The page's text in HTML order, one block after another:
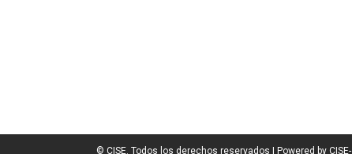
© CISE. Todos los derechos reservados | Powered by CISE-